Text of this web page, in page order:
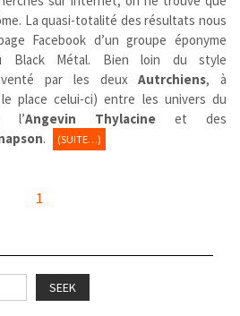
La quasi-totalité des résultats nous
Facebook d’un groupe éponyme
Black Métal. Bien loin du style
par les deuxAutrchiens, à
place celui-ci) entre les univers du
l’Angevin Thylacine et des
. (SUITE…)
1
SEEK